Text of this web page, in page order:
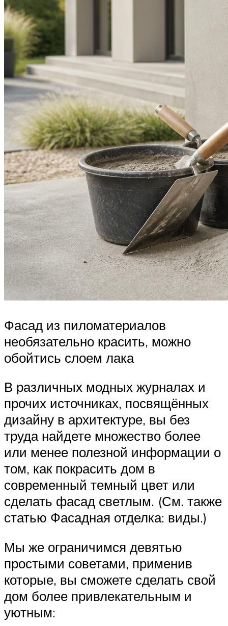
Фасад из пиломатериалов
необязательно красить, можно
обойтись слоем лака
В различных модных журналах и
прочих источниках, посвящённых
дизайну в архитектуре, вы без
труда найдете множество более
или менее полезной информации о
том, как покрасить дом в
современный темный цвет или
сделать фасад светлым. (См. также
статью Фасадная отделка: виды.)
Мы же ограничимся девятью
простыми советами, применив
которые, вы сможете сделать свой
дом более привлекательным и
уютным: